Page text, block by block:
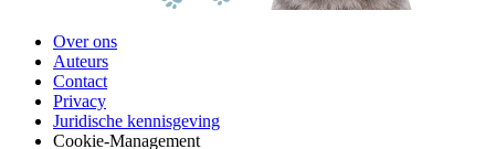
Over ons
Auteurs
Contact
Privacy
Juridische kennisgeving
Cookie-Management